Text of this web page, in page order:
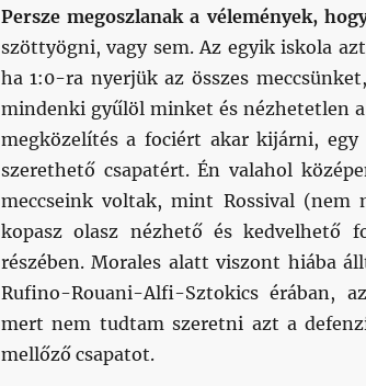
Persze megoszlanak a vélemények,
szöttyögni, vagy sem. Az egyik iskola
ha 1:0-ra nyerjük az összes
mindenki gyűlöl minket és nézhetetlen
megközelítés a fociért akar kijárni, egy
szerethető csapatért. Én valahol
meccseink voltak, mint Rossival (nem
kopasz olasz nézhető és kedvelhető
részében. Morales alatt viszont hiába
Rufino-Rouani-Alfi-Sztokics érában,
mert nem tudtam szeretni azt a
mellőző csapatot.